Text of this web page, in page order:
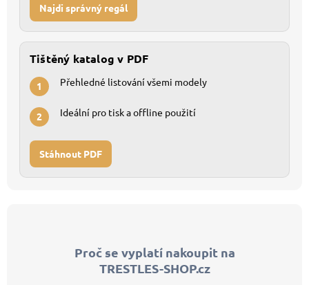
Najdi správný regál
Tištěný katalog v PDF
1 Přehledné listování všemi modely
2 Ideální pro tisk a offline použití
Stáhnout PDF
Proč se vyplatí nakoupit na
TRESTLES-SHOP.cz